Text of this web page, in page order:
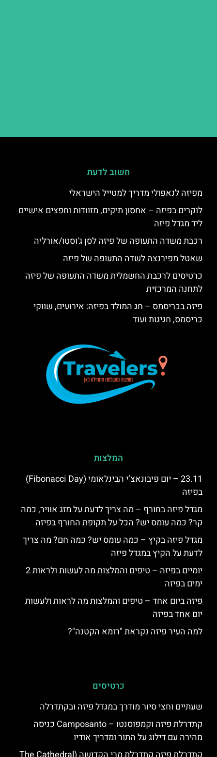
חשוב לדעת
מפיזה לנאפולי מדריך למטייל הישראלי
לוקרים בפיזה – אחסון תיקים, מזוודות וחפצים אישיים
ליד מגדל פיזה
רכבת משדה התעופה של פיזה לסן ג'וסטו/אורליה
שאטל מפירנצה לשדה התעופה של פיזה
כרטיסים לרכבת החשמלית משדה התעופה של פיזה
לתחנה המרכזית
פיזה בכריסמס – חג המולד בפיזה: אירועים, שווקי
כריסמס, חגיגות ועוד
המלצות
23.11 – יום פיבונאצ’י הבינלאומי (Fibonacci Day)
בפיזה
מגדל פיזה בחורף – מה צריך לדעת על מזג אוויר, כמה
קר? כמה עומס יש? הכל על תקופת החורף בפיזה
מגדל פיזה בקיץ – כמה עומס יש? כמה חם? מה צריך
לדעת על הקיץ במגדל פיזה
יומיים בפיזה – טיפים והמלצות מה לעשות ולראות 2
ימים בפיזה
פיזה ביום אחד – טיפים והמלצות מה לראות ולעשות
יום אחד בפיזה
למה העיר פיזה נקראת "רומא הקטנה"?
כרטיסים
שעתיים וחצי סיור מודרך במגדל פיזה ובקתדרלה
קתדרלת פיזה וקמפוסנטו – Camposanto כניסה
מהירה עם דילוג על התור ומדריך אודיו